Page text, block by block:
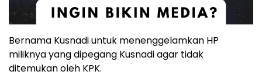
Bernama Kusnadi untuk menenggelamkan HP
miliknya yang dipegang Kusnadi agar tidak
ditemukan oleh KPK.